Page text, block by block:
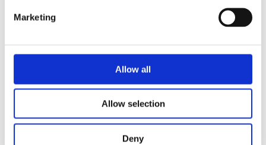
Marketing
Allow all
Allow selection
Deny